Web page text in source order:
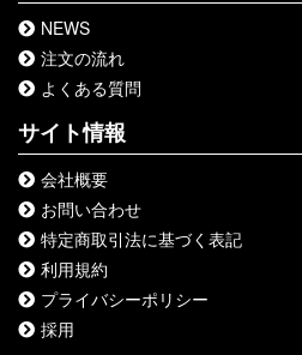
NEWS
注文の流れ
よくある質問
サイト情報
会社概要
お問い合わせ
特定商取引法に基づく表記
利用規約
プライバシーポリシー
採用